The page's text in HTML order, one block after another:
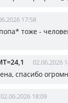
17:58
тоже -
02.06.2026
спасибо
02.06.2026 18:09